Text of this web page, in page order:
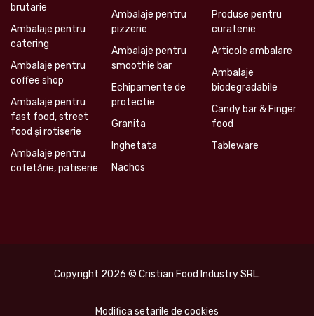
brutarie
Ambalaje pentru
catering
Ambalaje pentru
coffee shop
Ambalaje pentru
fast food, street
food și rotiserie
Ambalaje pentru
cofetărie, patiserie
Ambalaje pentru
pizzerie
Ambalaje pentru
smoothie bar
Echipamente de
protectie
Granita
Inghetata
Nachos
Produse pentru
curatenie
Articole ambalare
Ambalaje
biodegradabile
Candy bar & Finger
food
Tableware
Copyright 2026 © Cristian Food Industry SRL.
Modifica setarile de cookies